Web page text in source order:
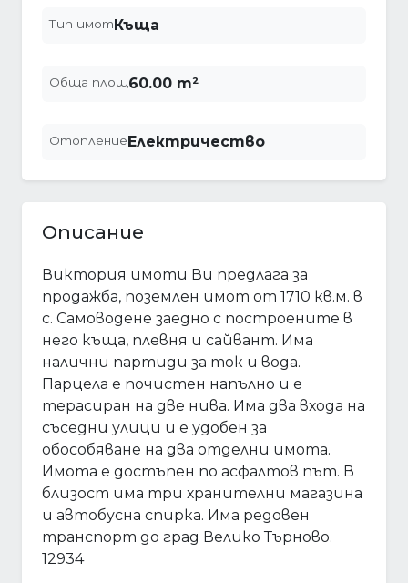
Тип имотКъща
Обща площ60.00 m²
ОтоплениеЕлектричество
Описание
Виктория имоти Ви предлага за
продажба, поземлен имот от 1710 кв.м. в
с. Самоводене заедно с построените в
него къща, плевня и сайвант. Има
налични партиди за ток и вода.
Парцела е почистен напълно и е
терасиран на две нива. Има два входа на
съседни улици и е удобен за
обособяване на два отделни имота.
Имота е достъпен по асфалтов път. В
близост има три хранителни магазина
и автобусна спирка. Има редовен
транспорт до град Велико Търново.
12934